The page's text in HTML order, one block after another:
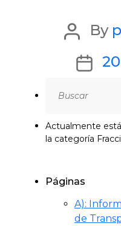
Post
author
By
Post
for:
Actualmente
la categoría
Páginas
A):
de